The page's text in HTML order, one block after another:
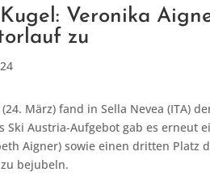
Veronika
zu
März) fand in Sella Nevea (ITA)
Ski Austria-Aufgebot gab es erneut
Aigner) sowie einen dritten Platz
bejubeln.